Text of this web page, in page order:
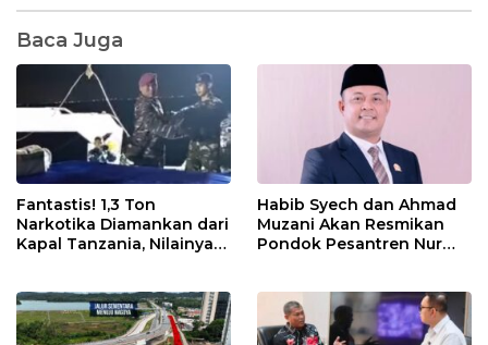
Baca Juga
Fantastis! 1,3 Ton
Narkotika Diamankan dari
Kapal Tanzania, Nilainya
Habib Syech dan Ahmad
Muzani Akan Resmikan
Pondok Pesantren Nur